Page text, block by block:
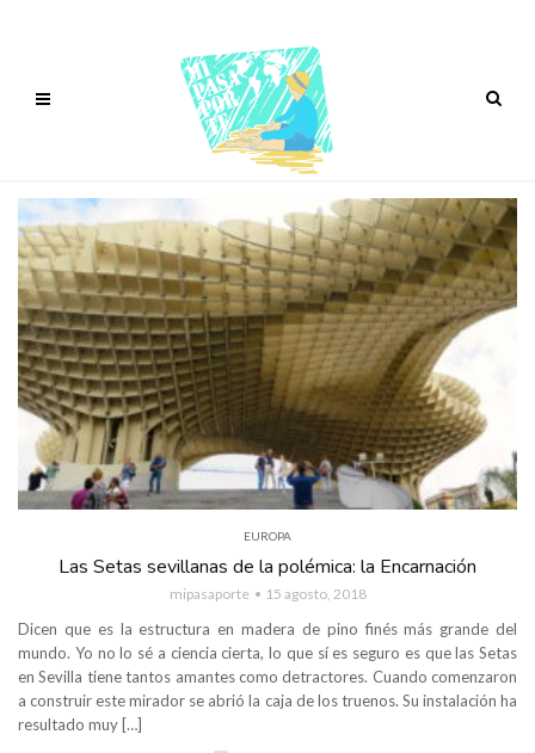
EUROPA
Las Setas sevillanas de la polémica: la Encarnación
mipasaporte 15 agosto, 2018
Dicen que es la estructura en madera de pino finés más grande del
mundo. Yo no lo sé a ciencia cierta, lo que sí es seguro es que las Setas
en Sevilla tiene tantos amantes como detractores. Cuando comenzaron
a construir este mirador se abrió la caja de los truenos. Su instalación ha
resultado muy […]